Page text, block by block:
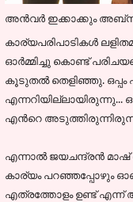
അന്‍വര്‍ ഇക്കാക്കും
കാര്യപരിപാടികള്‍
ഓര്‍മ്മിച്ചു കൊണ്ട്
കൂടുതല്‍ തെളിഞ്ഞു. ഒപ്പം
എന്‍റെ
എന്നാല്‍ ജയചന്ദ്രന്‍
കാര്യം പറഞ്ഞപ്പോഴും
എത്രത്തോളം ഉണ്ട് എന്ന്